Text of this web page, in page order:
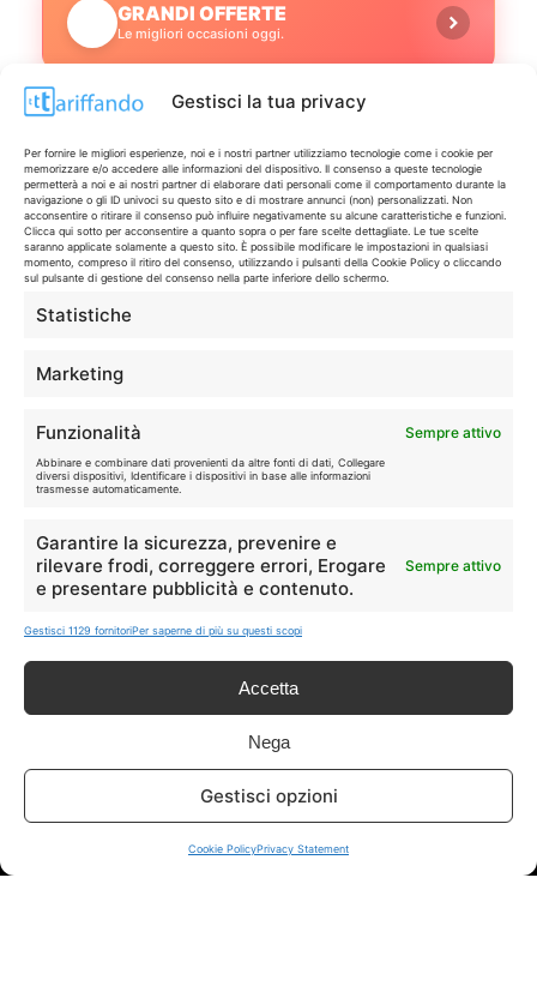
Gestisci la tua privacy
Per fornire le migliori esperienze, noi e i nostri partner utilizziamo tecnologie come i cookie per
memorizzare e/o accedere alle informazioni del dispositivo. Il consenso a queste tecnologie
permetterà a noi e ai nostri partner di elaborare dati personali come il comportamento durante la
navigazione o gli ID univoci su questo sito e di mostrare annunci (non) personalizzati. Non
acconsentire o ritirare il consenso può influire negativamente su alcune caratteristiche e funzioni.
Clicca qui sotto per acconsentire a quanto sopra o per fare scelte dettagliate. Le tue scelte
saranno applicate solamente a questo sito. È possibile modificare le impostazioni in qualsiasi
momento, compreso il ritiro del consenso, utilizzando i pulsanti della Cookie Policy o cliccando
sul pulsante di gestione del consenso nella parte inferiore dello schermo.
Statistiche
Marketing
Funzionalità Sempre attivo
Abbinare e combinare dati provenienti da altre fonti di dati, Collegare
diversi dispositivi, Identificare i dispositivi in base alle informazioni
trasmesse automaticamente.
Garantire la sicurezza, prevenire e
rilevare frodi, correggere errori, Erogare
e presentare pubblicità e contenuto.
Sempre attivo
Gestisci 1129 fornitoriPer saperne di più su questi scopi
Accetta
Nega
Gestisci opzioni
Cookie PolicyPrivacy Statement
GRANDI OFFERTE
Le migliori occasioni oggi.
ISCRIVITI A TUTTO
LIVE OFFERTE
🔥
Tutte
💻
Tech
I marchi citati appartengono ai rispettivi proprietari. Le offerte
segnalate possono subire variazioni: verifica sempre le condizioni
sui siti ufficiali.
Info